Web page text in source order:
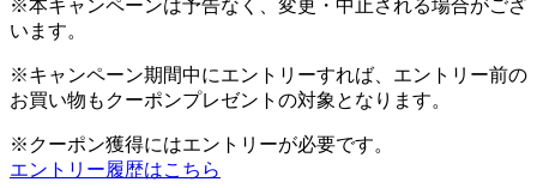
※本キャンペーンは予告なく、変更・中止される場合がござ
います。
※キャンペーン期間中にエントリーすれば、エントリー前の
お買い物もクーポンプレゼントの対象となります。
※クーポン獲得にはエントリーが必要です。
エントリー履歴はこちら